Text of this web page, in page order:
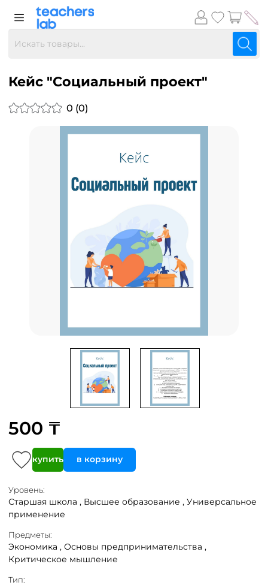
Кейс "Социальный проект"
0 (0)
500 ₸
купить в корзину
Уровень:
Старшая школа , Высшее образование , Универсальное
применение
Предметы:
Экономика , Основы предпринимательства ,
Критическое мышление
Тип: